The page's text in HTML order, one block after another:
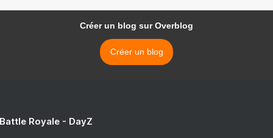
Créer un blog sur Overblog
Créer un blog
Royale - DayZ